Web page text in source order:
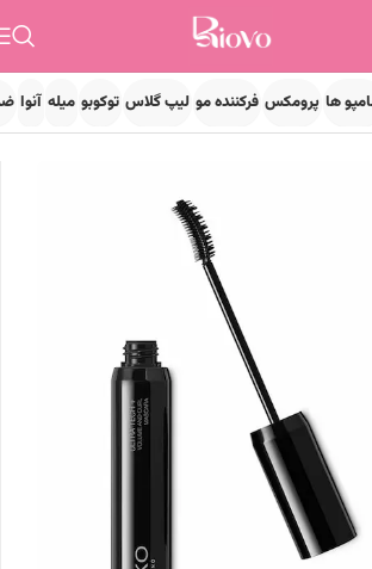
ها پرومکس فرکننده مو لیپ گلاس توکوبو میله آنوا